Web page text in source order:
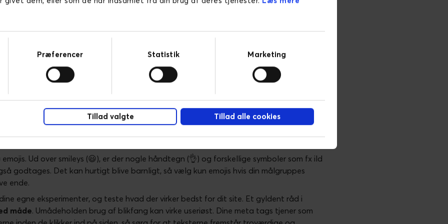
Præferencer Statistik Marketing
Tillad valgte Tillad alle cookies
at indsætte tegnene. I sidetitler kan de indsættes i starten, midten og slutningen, i
ikke med, hvis du indsætter dem i begyndelsen.
man konstatere at pile som (→) og (⇒) virker fint i sidetitlerne, men bliver udeladt ved
citationstegnet (») i mine sidetitler, og den enkle bullet (•) fungerer også godt, da den
(✓), der kan indsættes i metabeskrivelserne, og for nogles vedkommende bliver til et
og metabeskrivelser
Ud over smileys (😃), er der nogle håndtegn (👌) og forskellige symboler som fx ild
godtages. Det kan hurtigt blive barnligt, så vælg kun emojis hvis din målgruppes
ende.
egne eksperimenter, og teste hvad der virker bedst for dit site. Et gyldent råd i
måde. Umådeholden brug af blikfang kan virke useriøst. Dine meta tags tjener som